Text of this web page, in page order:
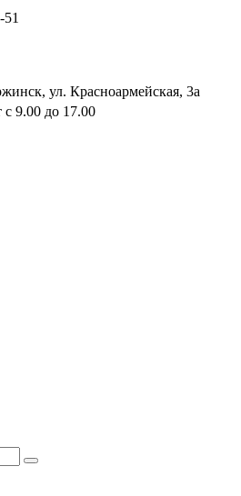
ул. Красноармейская, 3а
9.00 до 17.00